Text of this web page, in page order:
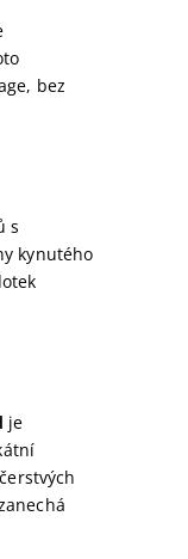
bez
s
kynutého
je